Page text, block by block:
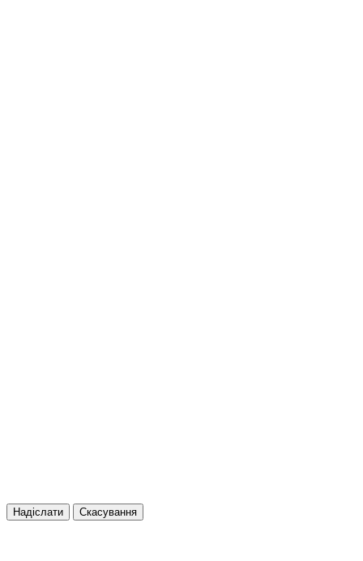
Надіслати Скасування